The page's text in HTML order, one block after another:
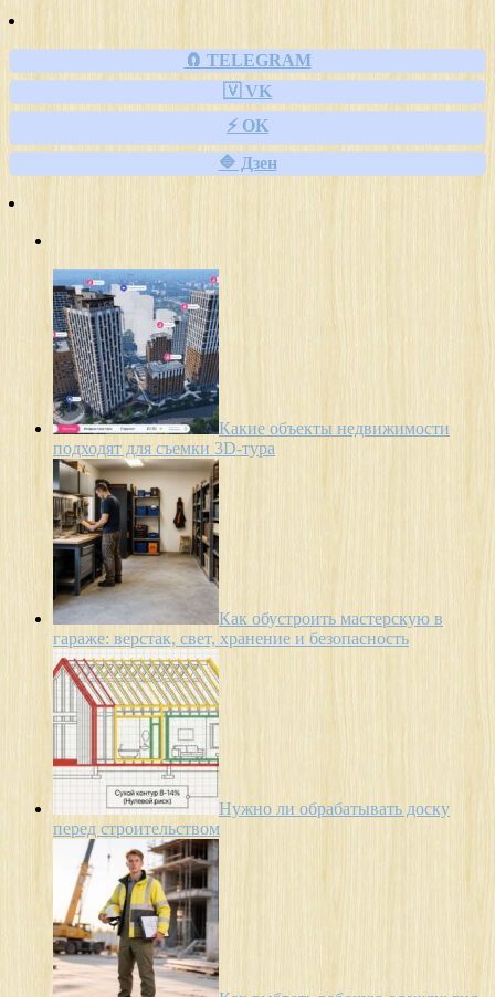
🧲 TELEGRAM
🇻 VK
⚡ OK
🔷 Дзен
Какие объекты недвижимости
подходят для съемки 3D-тура
Как обустроить мастерскую в
гараже: верстак, свет, хранение и безопасность
Нужно ли обрабатывать доску
перед строительством